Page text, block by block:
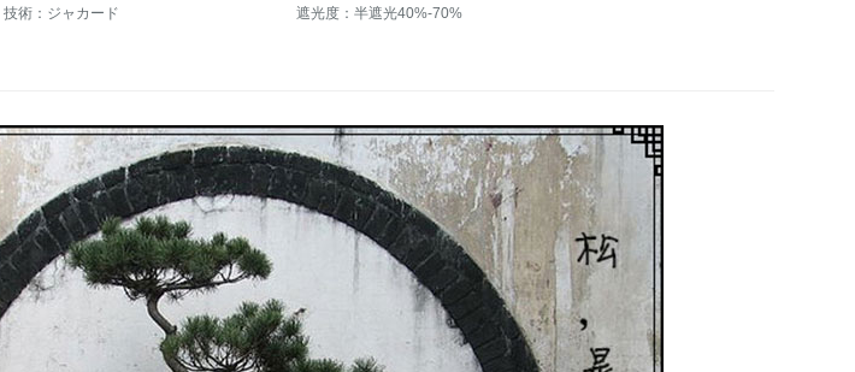
技術：ジャカード
遮光度：半遮光40%-70%